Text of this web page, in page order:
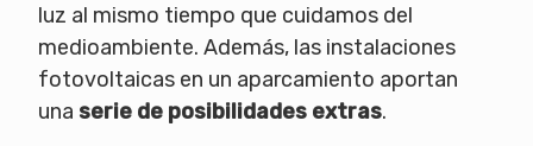
luz al mismo tiempo que cuidamos del
medioambiente. Además, las instalaciones
fotovoltaicas en un aparcamiento aportan
una serie de posibilidades extras.